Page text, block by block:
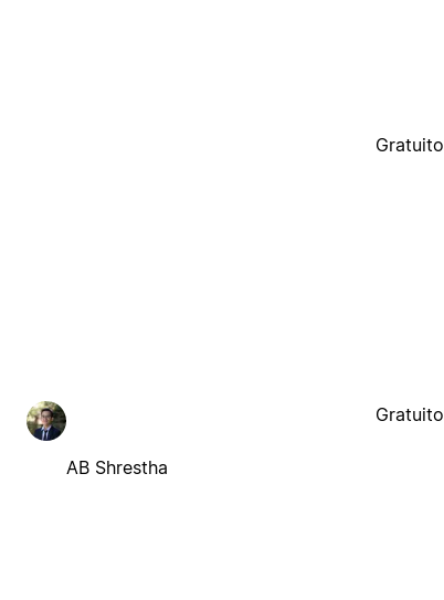
Gratuito
AB Shrestha
Gratuito